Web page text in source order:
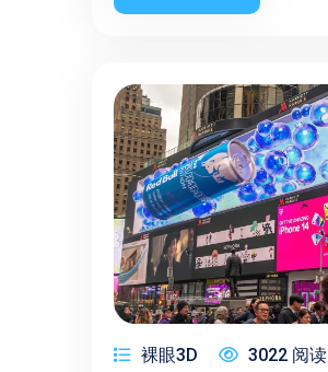
裸眼3D 3022 阅读